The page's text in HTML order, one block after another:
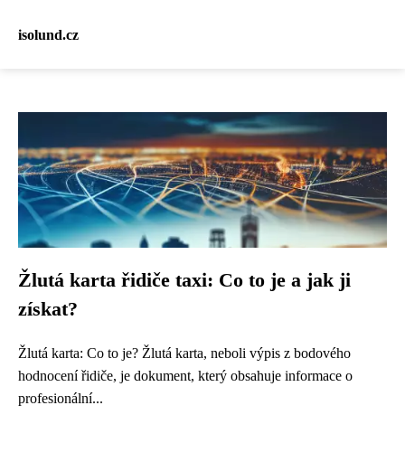
isolund.cz
Žlutá karta řidiče taxi: Co to je a jak ji
získat?
Žlutá karta: Co to je? Žlutá karta, neboli výpis z bodového
hodnocení řidiče, je dokument, který obsahuje informace o
profesionální...